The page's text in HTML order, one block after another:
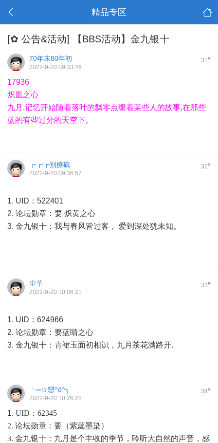
精品专区
[✿ 公告&活动] 【BBS活动】金九银十
31#
70年末80年初
2022-9-20 09:33:46
17936
炽凰之心
九月,记忆开始随着落叶的飘零点缀着某些人的故事,在那些
蓝的有些过分的天空下。
32#
┏┏┏別撩硪
2022-9-20 09:36:57
1. UID：522401
2. 论坛勋章：要 炽黄之心
3. 金九银十：我与春风皆过客， 爱到深处犹未知。
33#
尘革
2022-9-20 10:06:21
1. UID：624966
2. 论坛勋章：要蓝睛之心
3. 金九银十：青裙玉面初相识，九月茶花满路开.
34#
╰═☆戀^ǒ^╮
2022-9-20 10:26:28
1. UID：62345
2. 论坛勋章：要（紫蕊墨染）
3. 金九银十：九月是个丰收的季节，聆听大自然的声音，感